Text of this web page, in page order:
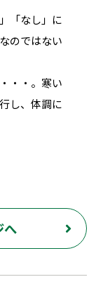
「なし」に
のではない
・・。寒い
し、体調に
へ